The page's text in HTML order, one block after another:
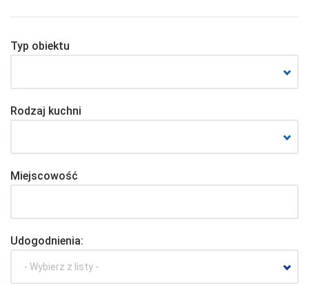
Typ obiektu
Rodzaj kuchni
Miejscowość
Udogodnienia:
- Wybierz z listy -